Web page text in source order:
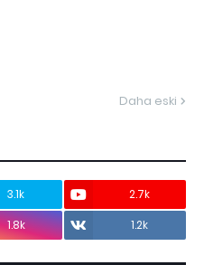
Daha eski
3.1k
2.7k
1.8k 1.2k